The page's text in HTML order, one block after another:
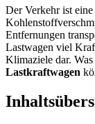
Der Verkehr ist
Entfernungen
Lastwagen viel
Klimaziele dar.
Lastkraftwagen